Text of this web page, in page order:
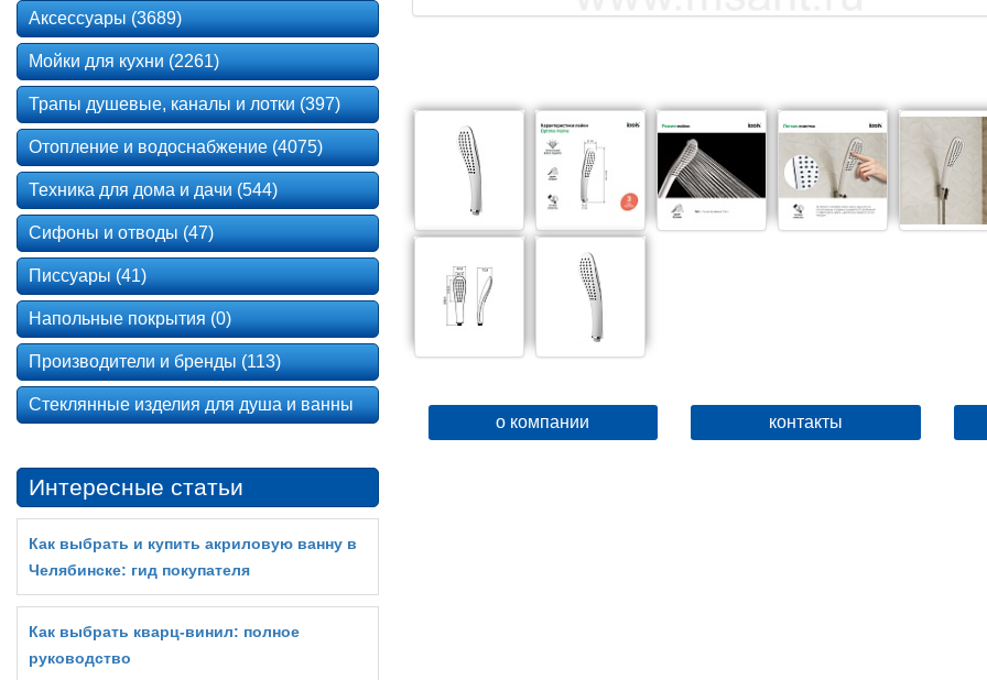
о компании контакты
Аксессуары (3689)
Мойки для кухни (2261)
Трапы душевые, каналы и лотки (397)
Отопление и водоснабжение (4075)
Техника для дома и дачи (544)
Сифоны и отводы (47)
Писсуары (41)
Напольные покрытия (0)
Производители и бренды (113)
Стеклянные изделия для душа и ванны
Интересные статьи
Как выбрать и купить акриловую ванну в
Челябинске: гид покупателя
Как выбрать кварц‑винил: полное
руководство